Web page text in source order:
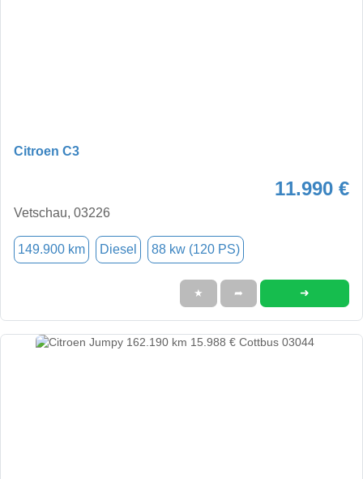
Citroen C3
11.990 €
Vetschau, 03226
149.900 km Diesel 88 kw (120 PS)
★ ➦ ➜